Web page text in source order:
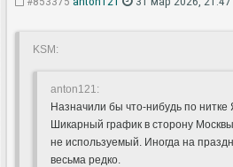
KSM:
anton121:
Назначили бы что-нибудь по нитке
Шикарный график в сторону
не используемый. Иногда на
весьма редко.